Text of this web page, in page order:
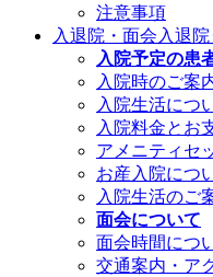
注意事項
入退院・面会 入退
入院予定の患
入院時のご案
入院生活につ
入院料金とお
アメニティセ
お産入院につ
入院生活のご
面会について
面会時間につ
交通案内・ア